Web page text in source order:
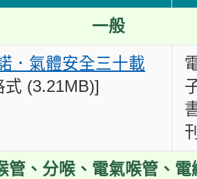
一般
．氣體安全三十載
式 (3.21MB)]
管、分喉、電氣喉管、電